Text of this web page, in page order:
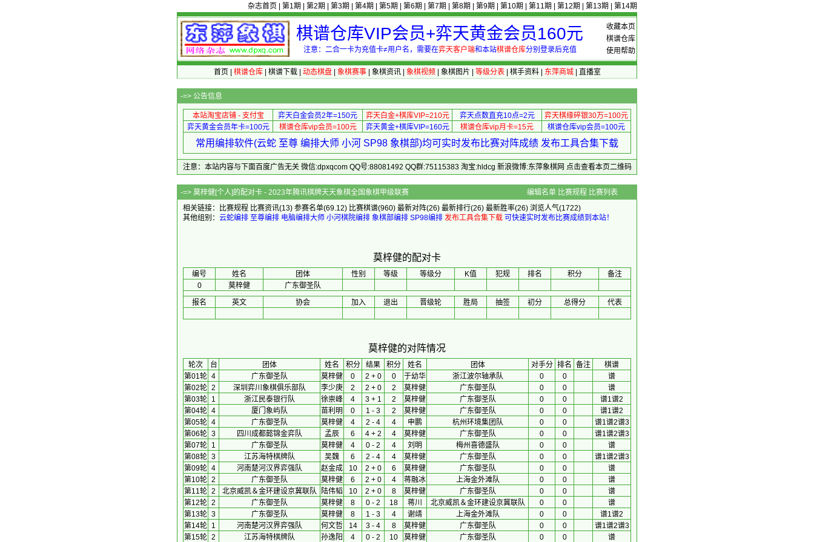
杂志首页 第1期 第2期 第3期 第4期 第5期 第6期 第7期 第8期 第9期 第10期 第11期 第12期 第13期 第14期
收藏本页
棋谱仓库
使用帮助
棋谱仓库VIP会员+弈天黄金会员160元
注意：二合一卡为充值卡≠用户名，需要在弈天客户端和本站棋谱仓库分别登录后充值
首页 棋谱仓库| 棋谱下载| 动态棋盘| 象棋赛事| 象棋资讯| 象棋视频 象棋图片 等级分表| 棋手资料| 东萍商城| 直播室
-=> 公告信息
本站淘宝店铺 - 支付宝 弈天白金会员2年=150元 弈天白金+棋库VIP=210元 弈天点数直充10点=2元
弈天棋缘碎银30万=100元
弈天黄金会员年卡=100元
棋谱仓库vip会员=100元 弈天黄金+棋库VIP=160元 棋谱仓库vip月卡=15元 棋谱仓库vip会员=100元
常用编排软件(云蛇 至尊 编排大师 小河 SP98 象棋部)均可实时发布比赛对阵成绩 发布工具合集下载
注意：本站内容与下面百度广告无关 微信:dpxqcom QQ号:88081492 QQ群:75115383 淘宝:hldcg 新浪微博:东萍象棋网 点击查看本页二维码
-=> 莫梓健[个人]的配对卡 - 2023年腾讯棋牌天天象棋全国象棋甲级联赛 编辑名单 比赛规程 比赛列表
相关链接：
比赛规程 比赛资讯(13) 参赛名单(69.12) 比赛棋谱(960) 最新对阵(26) 最新排行(26) 最新胜率(26) 浏览人气(1722)
其他组别： 云蛇编排 至尊编排 电脑编排大师 小河棋院编排 象棋部编排 SP98编排 发布工具合集下载 可快速实时发布比赛成绩到本站！
莫梓健的配对卡
编号 姓名 团体 性别 等级 等级分 K值 犯规 排名 积分
备注
0
莫梓健
广东御圣队
报名
英文 协会 加入 退出 晋级轮 胜局 抽签 初分 总得分 代表
莫梓健的对阵情况
轮次 台 团体 姓名 积分 结果 积分 姓名 团体 对手分 排名 备注
棋谱
第01轮 4 广东御圣队 莫梓健 0 2 + 0 0 于幼华 浙江波尔轴承队 0 0
谱
第02轮 2 深圳弈川象棋俱乐部队 李少庚 2 2 + 0 2 莫梓健 广东御圣队 0 0
谱
第03轮 1 浙江民泰银行队 徐崇峰 4 3 + 1 2 莫梓健 广东御圣队 0 0 谱1谱2
第04轮 4 厦门象屿队 苗利明 0 1 - 3 2 莫梓健 广东御圣队 0 0 谱1谱2
第05轮 4 广东御圣队 莫梓健 4 2 - 4 4 申鹏 杭州环境集团队 0 0 谱1谱2谱3
第06轮 3 四川成都懿锦金弈队 孟辰 6 4 + 2 4 莫梓健 广东御圣队 0 0 谱1谱2谱3
第07轮 1 广东御圣队 莫梓健 4 0 - 2 4 刘明 梅州喜德盛队 0 0
谱
第08轮 3 江苏海特棋牌队 吴魏 6 2 - 4 4 莫梓健 广东御圣队 0 0 谱1谱2谱3
第09轮 4 河南楚河汉界弈强队 赵金成 10 2 + 0 6 莫梓健 广东御圣队 0 0
谱
第10轮 2 广东御圣队 莫梓健 6 2 + 0 4 蒋融冰 上海金外滩队 0 0
谱
第11轮 2 北京威凯＆金环建设京冀联队 陆伟韬 10 2 + 0 8 莫梓健 广东御圣队 0 0
谱
第12轮 2 广东御圣队 莫梓健 8 0 - 2 18 蒋川 北京威凯＆金环建设京冀联队 0 0
谱
第13轮 3 广东御圣队 莫梓健 8 1 - 3 4 谢靖 上海金外滩队 0 0 谱1谱2
第14轮 1 河南楚河汉界弈强队 何文哲 14 3 - 4 8 莫梓健 广东御圣队 0 0 谱1谱2谱3
第15轮 2 江苏海特棋牌队 孙逸阳 4 0 - 2 10 莫梓健 广东御圣队 0 0 谱